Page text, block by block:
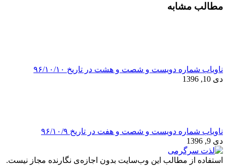
مطالب مشابه
ناویاب شماره دویست و شصت و هشت در تاریخ ۹۶/۱۰/۱۰
دی 10, 1396
ناویاب شماره دویست و شصت و هفت در تاریخ ۹۶/۱۰/۹
دی 9, 1396
استفاده از مطالب این وب‌سایت بدون اجازه‌ی نگارنده مجاز نیست.